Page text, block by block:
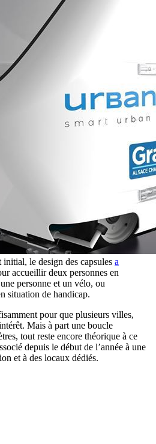
le design des capsules a
accueillir deux personnes en
personne et un vélo, ou
situation de handicap.
pour que plusieurs villes,
Mais à part une boucle
tout reste encore théorique à ce
depuis le début de l’année à une
et à des locaux dédiés.